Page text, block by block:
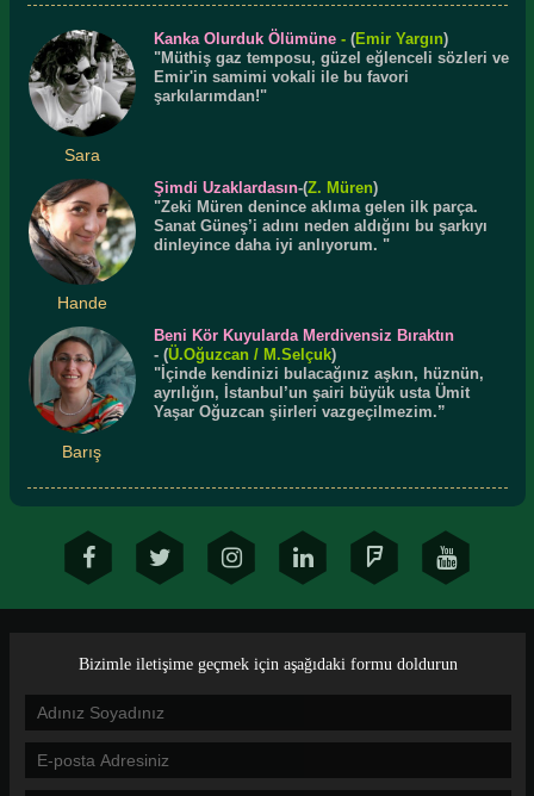
Sara
Kanka Olurduk Ölümüne- (Emir Yargın)
"Müthiş gaz temposu, güzel eğlenceli sözleri ve
Emir'in samimi vokali ile bu favori
şarkılarımdan!"
Hande
Şimdi Uzaklardasın-(Z. Müren)
"Zeki Müren denince aklıma gelen ilk parça.
Sanat Güneş’i adını neden aldığını bu şarkıyı
dinleyince daha iyi anlıyorum. "
Barış
Beni Kör Kuyularda Merdivensiz Bıraktın
- (Ü.Oğuzcan / M.Selçuk)
"İçinde kendinizi bulacağınız aşkın, hüznün,
ayrılığın, İstanbul’un şairi büyük usta Ümit
Yaşar Oğuzcan şiirleri vazgeçilmezim.”
Bizimle iletişime geçmek için aşağıdaki formu doldurun